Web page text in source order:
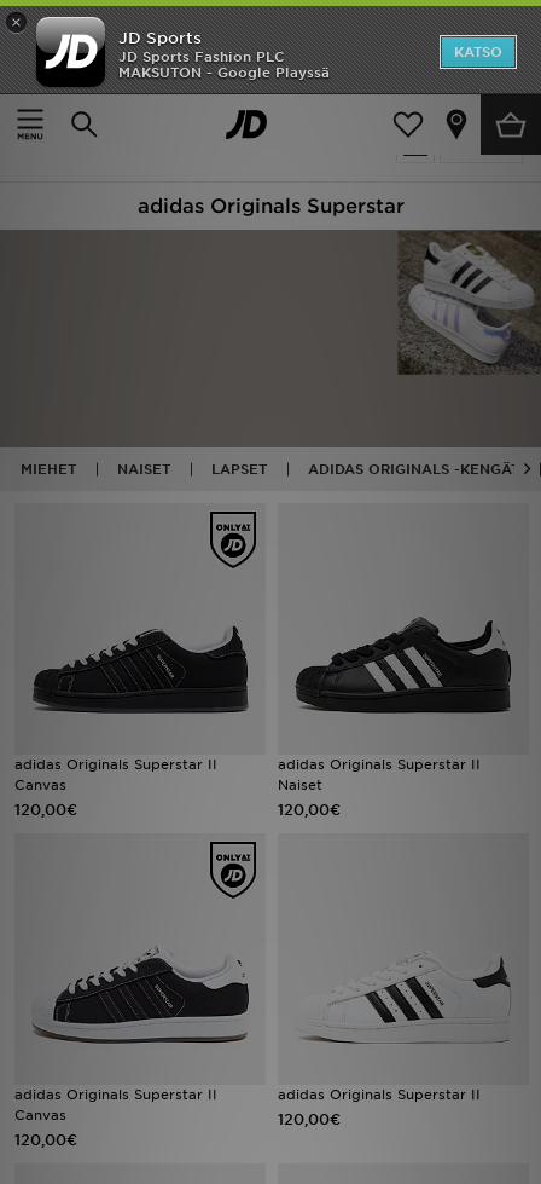
×
JD Sports
JD Sports Fashion PLC
MAKSUTON - Google Playssä
KATSO
Etusivu
Adidas Originals Superstar
Suodata
28 tuotetta
adidas Originals Superstar
MIEHET NAISET LAPSET ADIDAS ORIGINALS -KENGÄT
adidas Originals Superstar II
Canvas
120,00€
adidas Originals Superstar II
Naiset
120,00€
adidas Originals Superstar II
Canvas
120,00€
adidas Originals Superstar II
120,00€
Etusivu
Ale
Lataa JD-sovellus
Minun JD
Minun viestini
Asiakaspalvelu ja tietoa